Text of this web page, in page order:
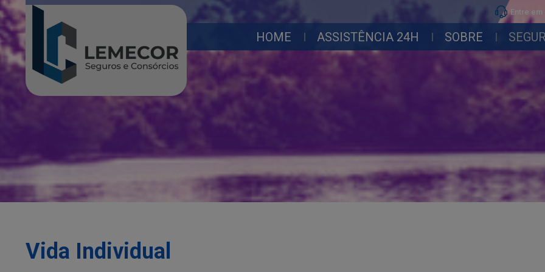
Entre
HOME ASSISTÊNCIA 24H SOBRE
Vida Individual